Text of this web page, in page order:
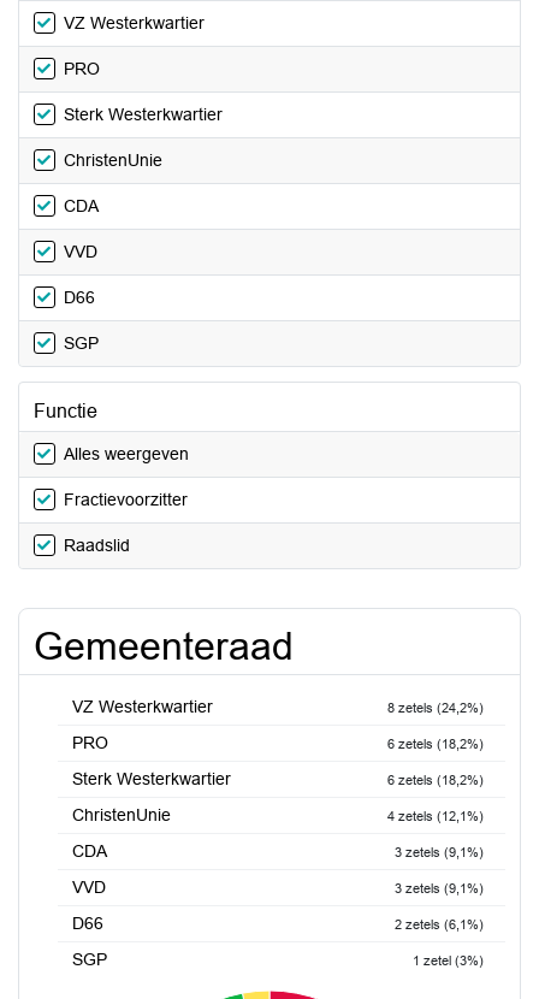
VZ Westerkwartier
PRO
Sterk Westerkwartier
ChristenUnie
CDA
VVD
D66
SGP
Functie
Alles weergeven
Fractievoorzitter
Raadslid
Gemeenteraad
VZ Westerkwartier 8 zetels (24,2%)
PRO 6 zetels (18,2%)
Sterk Westerkwartier 6 zetels (18,2%)
ChristenUnie 4 zetels (12,1%)
CDA 3 zetels (9,1%)
VVD 3 zetels (9,1%)
D66 2 zetels (6,1%)
SGP 1 zetel (3%)